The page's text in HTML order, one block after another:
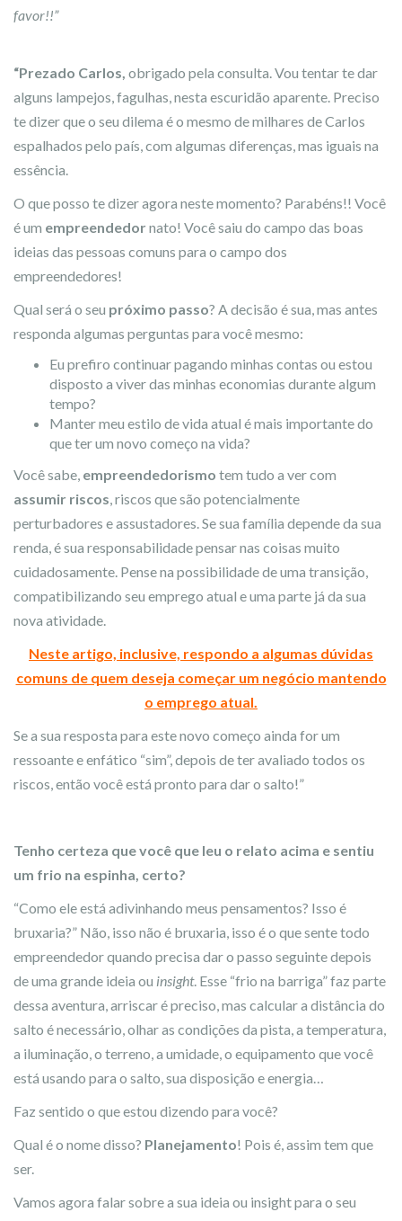
favor!!”
“Prezado Carlos, obrigado pela consulta. Vou tentar te dar
alguns lampejos, fagulhas, nesta escuridão aparente. Preciso
te dizer que o seu dilema é o mesmo de milhares de Carlos
espalhados pelo país, com algumas diferenças, mas iguais na
essência.
O que posso te dizer agora neste momento? Parabéns!! Você
é um empreendedor nato! Você saiu do campo das boas
ideias das pessoas comuns para o campo dos
empreendedores!
Qual será o seu próximo passo? A decisão é sua, mas antes
responda algumas perguntas para você mesmo:
Eu prefiro continuar pagando minhas contas ou estou
disposto a viver das minhas economias durante algum
tempo?
Manter meu estilo de vida atual é mais importante do
que ter um novo começo na vida?
Você sabe, empreendedorismo tem tudo a ver com
assumir riscos , riscos que são potencialmente
perturbadores e assustadores. Se sua família depende da sua
renda, é sua responsabilidade pensar nas coisas muito
cuidadosamente. Pense na possibilidade de uma transição,
compatibilizando seu emprego atual e uma parte já da sua
nova atividade.
Neste artigo, inclusive, respondo a algumas dúvidas
comuns de quem deseja começar um negócio mantendo
o emprego atual.
Se a sua resposta para este novo começo ainda for um
ressoante e enfático “sim”, depois de ter avaliado todos os
riscos, então você está pronto para dar o salto!”
Tenho certeza que você que leu o relato acima e sentiu
um frio na espinha, certo?
“Como ele está adivinhando meus pensamentos? Isso é
bruxaria?” Não, isso não é bruxaria, isso é o que sente todo
empreendedor quando precisa dar o passo seguinte depois
de uma grande ideia ou insight. Esse “frio na barriga” faz parte
dessa aventura, arriscar é preciso, mas calcular a distância do
salto é necessário, olhar as condições da pista, a temperatura,
a iluminação, o terreno, a umidade, o equipamento que você
está usando para o salto, sua disposição e energia…
Faz sentido o que estou dizendo para você?
Qual é o nome disso? Planejamento! Pois é, assim tem que
ser.
Vamos agora falar sobre a sua ideia ou insight para o seu